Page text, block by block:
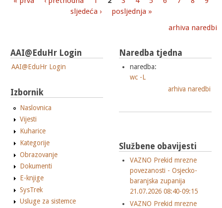
sljedeća ›
posljednja »
arhiva naredbi
AAI@EduHr Login
AAI@EduHr Login
Izbornik
Naslovnica
Vijesti
Kuharice
Kategorije
Obrazovanje
Dokumenti
E-knjige
SysTrek
Usluge za sistemce
Naredba tjedna
naredba:
wc -L
arhiva naredbi
Službene obavijesti
VAZNO Prekid mrezne
povezanosti - Osjecko-
baranjska zupanija
21.07.2026 08:40-09:15
VAZNO Prekid mrezne